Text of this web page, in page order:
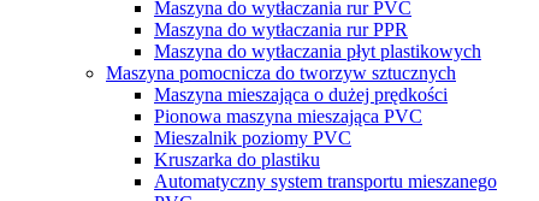
Maszyna do wytłaczania rur PVC
Maszyna do wytłaczania rur PPR
Maszyna do wytłaczania płyt plastikowych
Maszyna pomocnicza do tworzyw sztucznych
Maszyna mieszająca o dużej prędkości
Pionowa maszyna mieszająca PVC
Mieszalnik poziomy PVC
Kruszarka do plastiku
Automatyczny system transportu mieszanego